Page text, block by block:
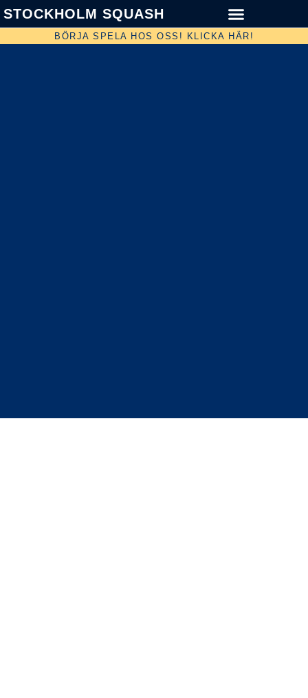
STOCKHOLM SQUASH
BÖRJA SPELA HOS OSS! KLICKA HÄR!